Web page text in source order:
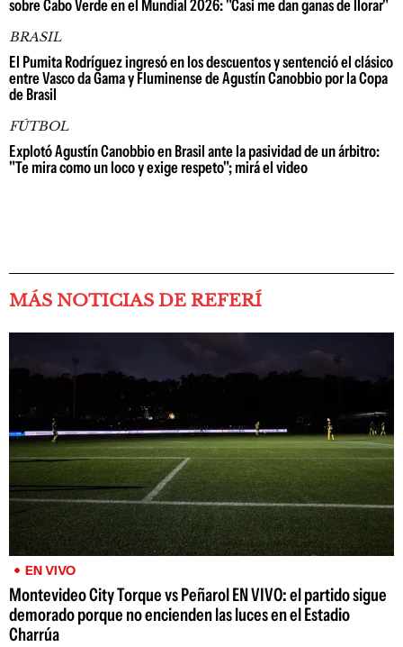
sobre Cabo Verde en el Mundial 2026: "Casi me dan ganas de llorar"
BRASIL
El Pumita Rodríguez ingresó en los descuentos y sentenció el clásico
entre Vasco da Gama y Fluminense de Agustín Canobbio por la Copa
de Brasil
FÚTBOL
Explotó Agustín Canobbio en Brasil ante la pasividad de un árbitro:
"Te mira como un loco y exige respeto"; mirá el video
MÁS NOTICIAS DE REFERÍ
EN VIVO
Montevideo City Torque vs Peñarol EN VIVO: el partido sigue
demorado porque no encienden las luces en el Estadio
Charrúa